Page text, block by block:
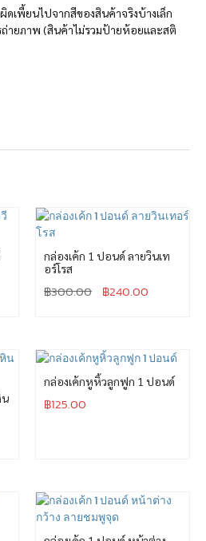
เพี้ยนไปจากสีของสินค้าจริงบ้างเล็ก
ถ่ายภาพ (สินค้าไม่รวมป้ายห้อยและสติ
กล่องเค้ก 1 ปอนด์ ลายวินเท
อร์โรส
฿300.00 ฿240.00
น
กล่องเค้กหูหิ้วลูกฟูก 1 ปอนด์
฿125.00